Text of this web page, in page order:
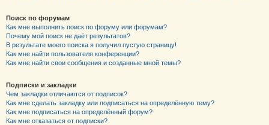
Поиск по форумам
Как мне выполнить поиск по форуму или форумам?
Почему мой поиск не даёт результатов?
В результате моего поиска я получил пустую страницу!
Как мне найти пользователя конференции?
Как мне найти свои сообщения и созданные мной темы?
Подписки и закладки
Чем закладки отличаются от подписок?
Как мне сделать закладку или подписаться на определённую тему?
Как мне подписаться на определённый форум?
Как мне отказаться от подписки?